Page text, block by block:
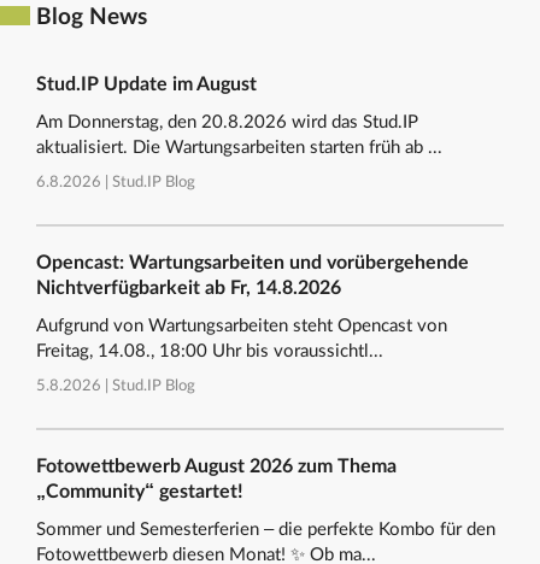
Blog News
Stud.IP Update im August
Am Donnerstag, den 20.8.2026 wird das Stud.IP
aktualisiert. Die Wartungsarbeiten starten früh ab ...
6.8.2026 | Stud.IP Blog
Opencast: Wartungsarbeiten und vorübergehende
Nichtverfügbarkeit ab Fr, 14.8.2026
Aufgrund von Wartungsarbeiten steht Opencast von
Freitag, 14.08., 18:00 Uhr bis voraussichtl...
5.8.2026 | Stud.IP Blog
Fotowettbewerb August 2026 zum Thema
„Community“ gestartet!
Sommer und Semesterferien – die perfekte Kombo für den
Fotowettbewerb diesen Monat! ✨ Ob ma...